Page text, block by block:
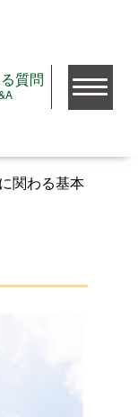
質問
関わる基本